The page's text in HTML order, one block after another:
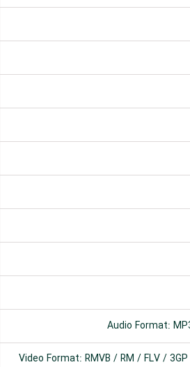
Audio Format:
Video Format: RMVB / RM / FLV /